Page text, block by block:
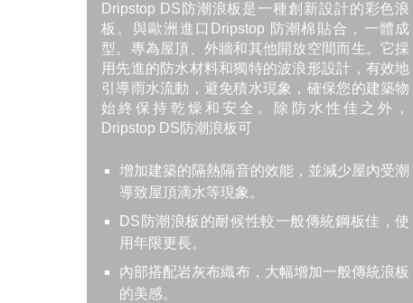
Dripstop DS防潮浪板是一種創新設計的彩色浪
板。與歐洲進口Dripstop 防潮棉貼合，一體成
型。專為屋頂、外牆和其他開放空間而生。它採
用先進的防水材料和獨特的波浪形設計，有效地
引導雨水流動，避免積水現象，確保您的建築物
始終保持乾燥和安全。除防水性佳之外，
Dripstop DS防潮浪板可
增加建築的隔熱隔音的效能，並減少屋內受潮
導致屋頂滴水等現象。
DS防潮浪板的耐候性較一般傳統鋼板佳，使
用年限更長。
內部搭配岩灰布織布，大幅增加一般傳統浪板
的美感。